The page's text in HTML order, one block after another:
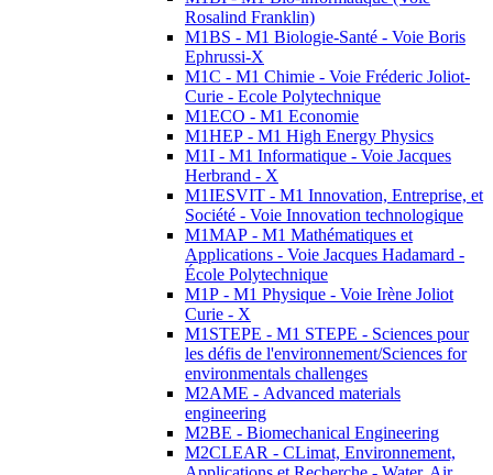
Rosalind Franklin)
M1BS - M1 Biologie-Santé - Voie Boris
Ephrussi-X
M1C - M1 Chimie - Voie Fréderic Joliot-
Curie - Ecole Polytechnique
M1ECO - M1 Economie
M1HEP - M1 High Energy Physics
M1I - M1 Informatique - Voie Jacques
Herbrand - X
M1IESVIT - M1 Innovation, Entreprise, et
Société - Voie Innovation technologique
M1MAP - M1 Mathématiques et
Applications - Voie Jacques Hadamard -
École Polytechnique
M1P - M1 Physique - Voie Irène Joliot
Curie - X
M1STEPE - M1 STEPE - Sciences pour
les défis de l'environnement/Sciences for
environmentals challenges
M2AME - Advanced materials
engineering
M2BE - Biomechanical Engineering
M2CLEAR - CLimat, Environnement,